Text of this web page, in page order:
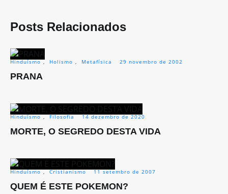
Posts Relacionados
Hinduísmo , Holismo , Metafísica 29 novembro de 2002
PRANA
Hinduísmo , Filosofia 14 dezembro de 2020
MORTE, O SEGREDO DESTA VIDA
Hinduísmo , Cristianismo 11 setembro de 2007
QUEM É ESTE POKEMON?